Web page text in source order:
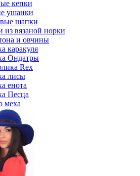
кепки
ушанки
шапки
вязаной норки
и овчины
каракуля
Ондатры
Rex
лисы
енота
Песца
меха